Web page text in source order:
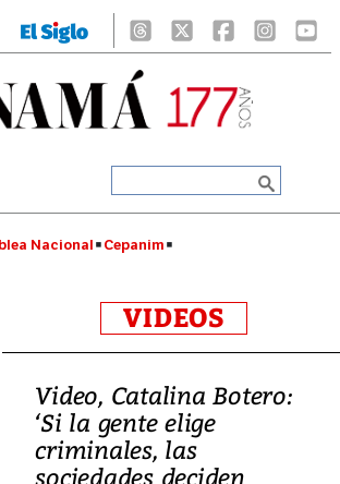
Nacional Cepanim
VIDEOS
Video, Catalina Botero:
‘Si la gente elige
criminales, las
sociedades deciden